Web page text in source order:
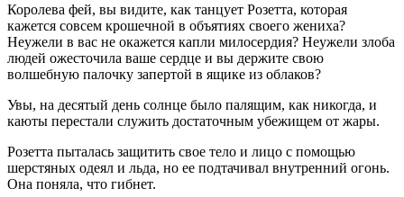
Королева фей, вы видите, как танцует Розетта, которая
кажется совсем крошечной в объятиях своего жениха?
Неужели в вас не окажется капли милосердия? Неужели злоба
людей ожесточила ваше сердце и вы держите свою
волшебную палочку запертой в ящике из облаков?
Увы, на десятый день солнце было палящим, как никогда, и
каюты перестали служить достаточным убежищем от жары.
Розетта пыталась защитить свое тело и лицо с помощью
шерстяных одеял и льда, но ее подтачивал внутренний огонь.
Она поняла, что гибнет.